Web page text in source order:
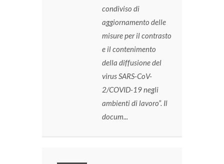
condiviso di
aggiornamento delle
misure per il contrasto
e il contenimento
della diffusione del
virus SARS-CoV-
2/COVID-19 negli
ambienti di lavoro”. Il
docum...